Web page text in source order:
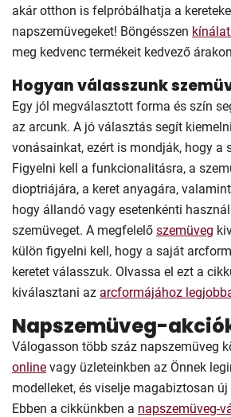
akár otthon is felpróbálhatja a
napszemüvegeket! Böngésszen
meg kedvenc termékeit kedvező
Hogyan válasszunk
Egy jól megválasztott forma és szín
az arcunk. A jó választás segít
vonásainkat, ezért is mondják, hogy a
Figyelni kell a funkcionalitásra, a
dioptriájára, a keret anyagára,
hogy állandó vagy esetenkénti
szemüveget. A megfelelő szemüveg
külön figyelni kell, hogy a saját
keretet válasszuk. Olvassa el ezt a
kiválasztani az arcformájához
Napszemüveg-
Válogasson több száz napszemüveg
online vagy üzleteinkben az Önnek
modelleket, és viselje magabiztosan
Ebben a cikkünkben a napszemüveg-